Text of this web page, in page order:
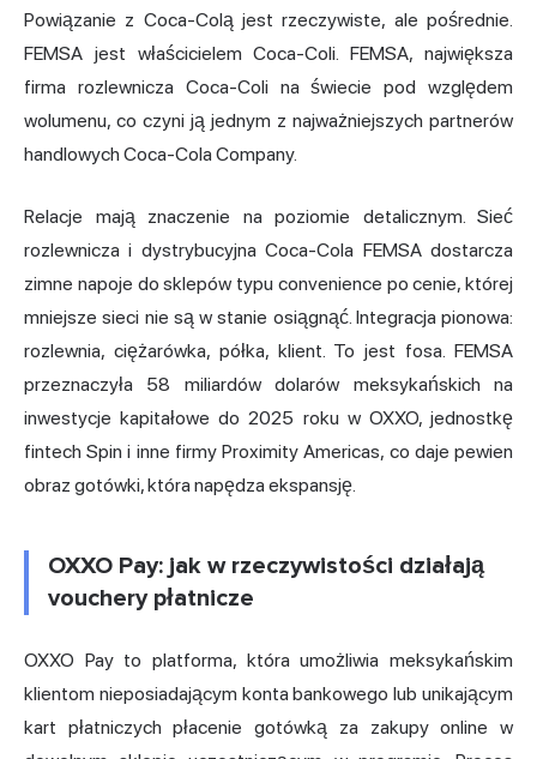
Powiązanie z Coca-Colą jest rzeczywiste, ale pośrednie.
FEMSA jest właścicielem Coca-Coli. FEMSA, największa
firma rozlewnicza Coca-Coli na świecie pod względem
wolumenu, co czyni ją jednym z najważniejszych partnerów
handlowych Coca-Cola Company.
Relacje mają znaczenie na poziomie detalicznym. Sieć
rozlewnicza i dystrybucyjna Coca-Cola FEMSA dostarcza
zimne napoje do sklepów typu convenience po cenie, której
mniejsze sieci nie są w stanie osiągnąć. Integracja pionowa:
rozlewnia, ciężarówka, półka, klient. To jest fosa. FEMSA
przeznaczyła 58 miliardów dolarów meksykańskich na
inwestycje kapitałowe do 2025 roku w OXXO, jednostkę
fintech Spin i inne firmy Proximity Americas, co daje pewien
obraz gotówki, która napędza ekspansję.
OXXO Pay: jak w rzeczywistości działają
vouchery płatnicze
OXXO Pay to platforma, która umożliwia meksykańskim
klientom nieposiadającym konta bankowego lub unikającym
kart płatniczych płacenie gotówką za zakupy online w